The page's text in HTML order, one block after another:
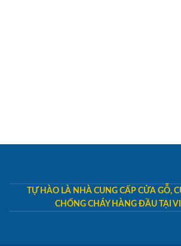
TỰ HÀO LÀ NHÀ CUNG CẤP CỬA GỖ,
CHỐNG CHÁY HÀNG ĐẦU TẠI